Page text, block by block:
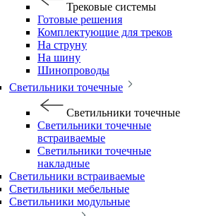
Трековые системы
Готовые решения
Комплектующие для треков
На струну
На шину
Шинопроводы
Светильники точечные
Светильники точечные
Светильники точечные
встраиваемые
Светильники точечные
накладные
Светильники встраиваемые
Светильники мебельные
Светильники модульные